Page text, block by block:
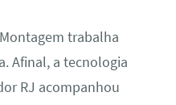
trabalha
Afinal, a tecnologia
RJ acompanhou